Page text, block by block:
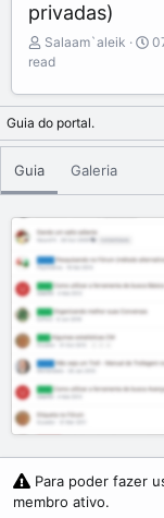
privadas)
A
u
o
r
Salaam`aleik
P
l
s
a
t
read
Guia do portal.
Guia Galeria
Para poder fazer
membro ativo.